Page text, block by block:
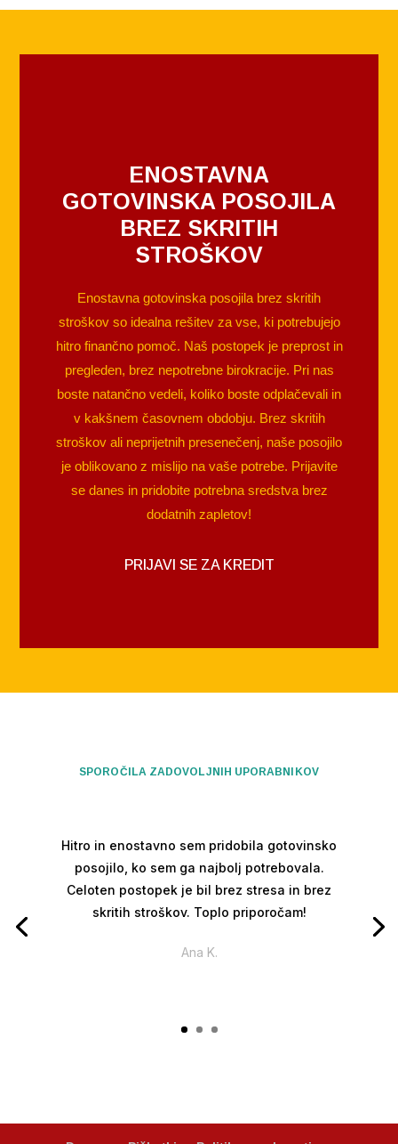
ENOSTAVNA
GOTOVINSKA POSOJILA
BREZ SKRITIH
STROŠKOV
Enostavna gotovinska posojila brez skritih
stroškov so idealna rešitev za vse, ki potrebujejo
hitro finančno pomoč. Naš postopek je preprost in
pregleden, brez nepotrebne birokracije. Pri nas
boste natančno vedeli, koliko boste odplačevali in
v kakšnem časovnem obdobju. Brez skritih
stroškov ali neprijetnih presenečenj, naše posojilo
je oblikovano z mislijo na vaše potrebe. Prijavite
se danes in pridobite potrebna sredstva brez
dodatnih zapletov!
PRIJAVI SE ZA KREDIT
SPOROČILA ZADOVOLJNIH UPORABNIKOV
Hitro in enostavno sem pridobila gotovinsko
posojilo, ko sem ga najbolj potrebovala.
Celoten postopek je bil brez stresa in brez
skritih stroškov. Toplo priporočam!
Ana K.